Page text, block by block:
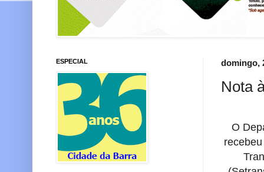
domingo,
Nota
O
ESPECIAL